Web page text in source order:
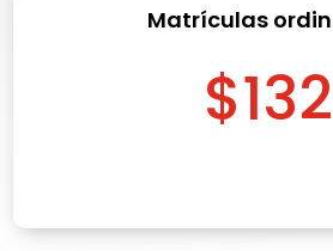
Matrículas
$132